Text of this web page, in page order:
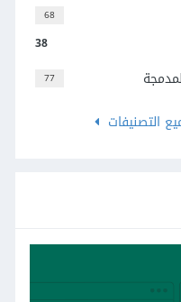
68
38
77
التصنيفات